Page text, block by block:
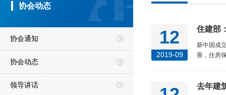
协会动态
协会通知
协会动态
领导讲话
12
2019-09
住建部
新中国成
善，住房
去年建